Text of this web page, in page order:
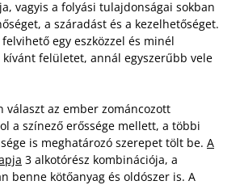
vagyis a folyási tulajdonságai sokban
a száradást és a kezelhetőséget.
egy eszközzel és minél
felületet, annál egyszerűbb vele
választ az ember zománcozott
a színező erőssége mellett, a többi
is meghatározó szerepet tölt be. A
3 alkotórész kombinációja, a
benne kötőanyag és oldószer is. A